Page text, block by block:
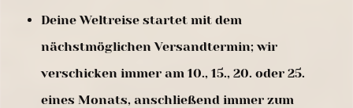
Deine Weltreise startet mit dem
nächstmöglichen Versandtermin; wir
verschicken immer am 10., 15., 20. oder 25.
eines Monats, anschließend immer zum